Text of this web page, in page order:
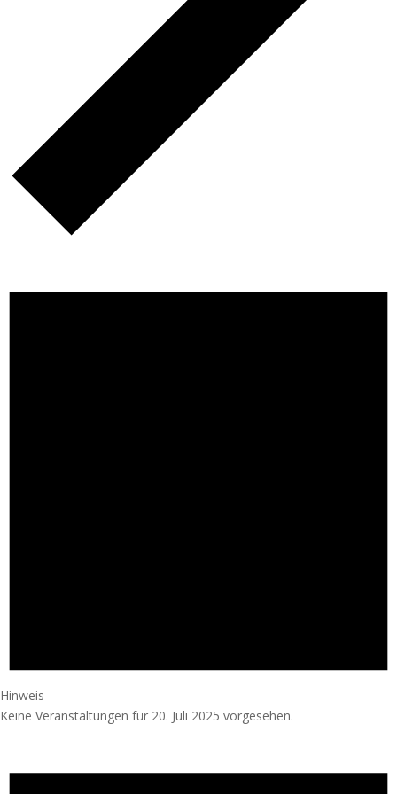
Hinweis
Keine Veranstaltungen für 20. Juli 2025 vorgesehen.